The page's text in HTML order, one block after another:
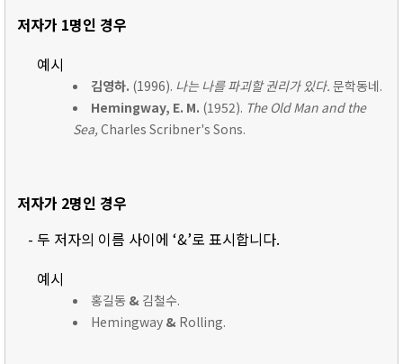
저자가 1명인 경우
예시
김영하. (1996). 나는 나를 파괴할 권리가 있다. 문학동네.
Hemingway, E. M. (1952). The Old Man and the
Sea,Charles Scribner's Sons.
저자가 2명인 경우
- 두 저자의 이름 사이에 ‘&’로 표시합니다.
예시
홍길동 & 김철수.
Hemingway & Rolling.